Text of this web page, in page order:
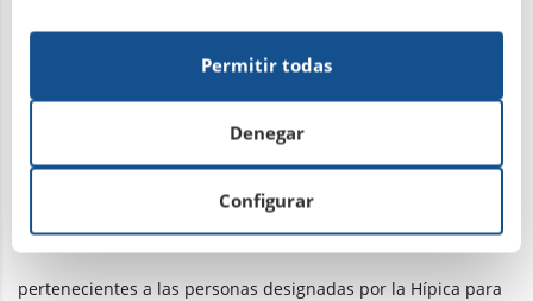
En el caso de no estar dado de alta en la base de datos,
deberá solicitarlo por email a uno de los siguientes correos:
josepastur@hotmail.com
pertenecientes a las personas designadas por la Hípica para
Configurar
Denegar
Permitir todas